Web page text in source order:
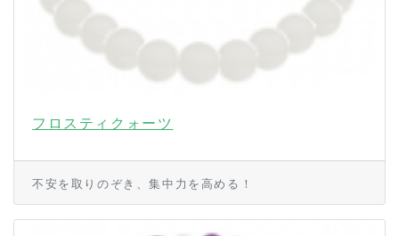
フロスティクォーツ
不安を取りのぞき、集中力を高める！